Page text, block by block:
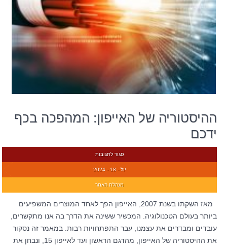
ההיסטוריה של האייפון: המהפכה בכף
ידכם
סגור לתגובות
יול - 18 - 2024
מנהלת האתר
מאז השקתו בשנת 2007, האייפון הפך לאחד המוצרים המשפיעים
ביותר בעולם הטכנולוגיה. המכשיר ששינה את הדרך בה אנו מתקשרים,
עובדים ומבדרים את עצמנו, עבר התפתחויות רבות. במאמר זה נסקור
את ההיסטוריה של האייפון, מהדגם הראשון ועד לאייפון 15, ונבחן את